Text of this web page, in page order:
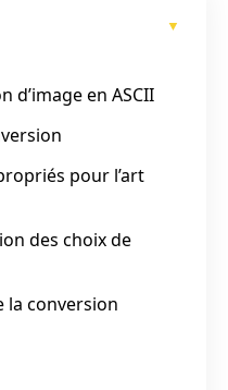
d’image en ASCII
pour l’art
des choix de
la conversion